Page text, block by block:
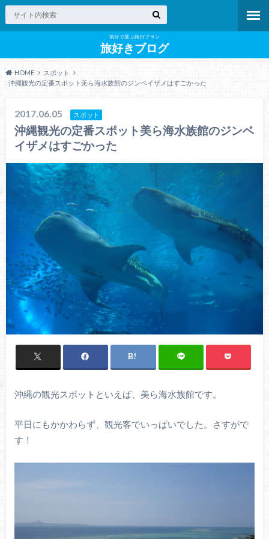
気分で選ぶ旅行プラン
旅好きブログ
HOME
スポット
沖縄観光の定番スポット美ら海水族館のジンベイザメはすごかった
2017.06.05 スポット
沖縄観光の定番スポット美ら海水族館のジンベ
イザメはすごかった
沖縄の観光スポットといえば、美ら海水族館です。
平日にもかかわらず、観光客でいっぱいでした。さすがで
す！